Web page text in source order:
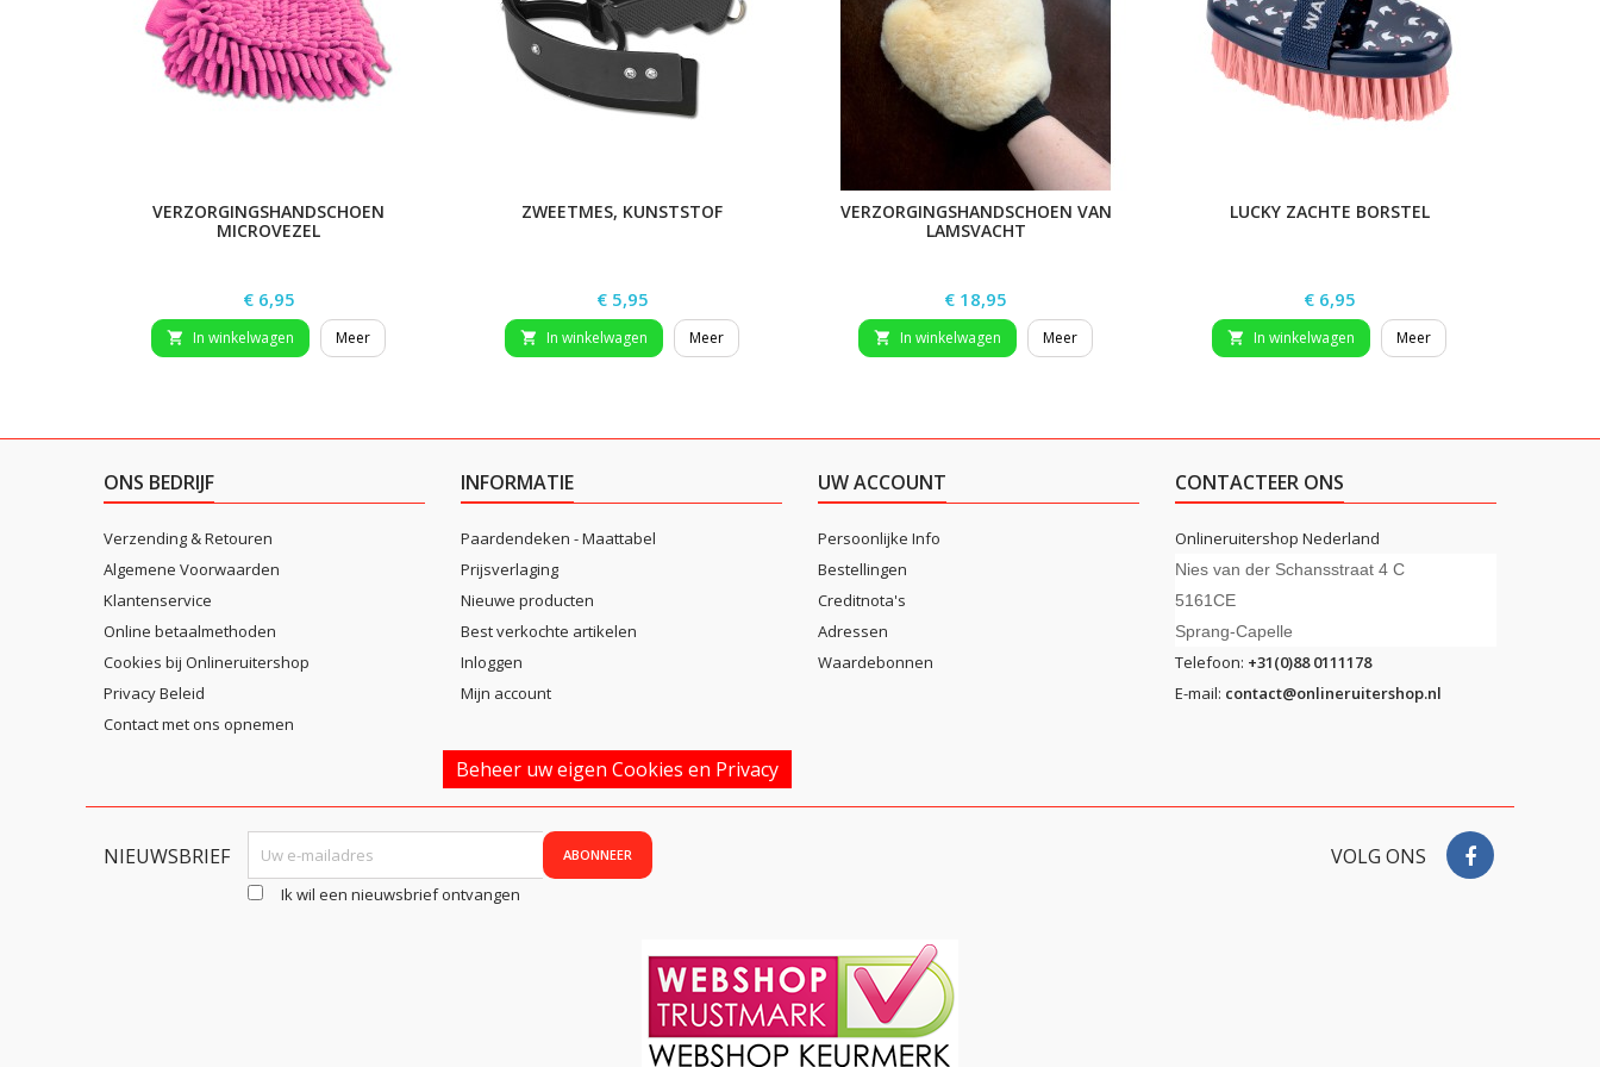
VERZORGINGSHANDSCHOEN
MICROVEZEL
Prijs
€ 6,95
 In winkelwagen Meer
ZWEETMES, KUNSTSTOF
Prijs
€ 5,95
 In winkelwagen Meer
VERZORGINGSHANDSCHOEN VAN
LAMSVACHT
Prijs
€ 18,95
 In winkelwagen Meer
LUCKY ZACHTE BORSTEL
Prijs
€ 6,95
 In winkelwagen Meer
ONS BEDRIJF
Verzending & Retouren
Algemene Voorwaarden
Klantenservice
Online betaalmethoden
Cookies bij Onlineruitershop
Privacy Beleid
Contact met ons opnemen
INFORMATIE
Paardendeken - Maattabel
Prijsverlaging
Nieuwe producten
Best verkochte artikelen
Inloggen
Mijn account
UW ACCOUNT
Persoonlijke Info
Bestellingen
Creditnota's
Adressen
Waardebonnen
CONTACTEER ONS
Onlineruitershop Nederland
Nies van der Schansstraat 4 C
5161CE
Sprang-Capelle
Telefoon: +31(0)88 0111178
E-mail: contact@onlineruitershop.nl
Beheer uw eigen Cookies en Privacy
NIEUWSBRIEF
Ik wil een nieuwsbrief ontvangen
VOLG ONS